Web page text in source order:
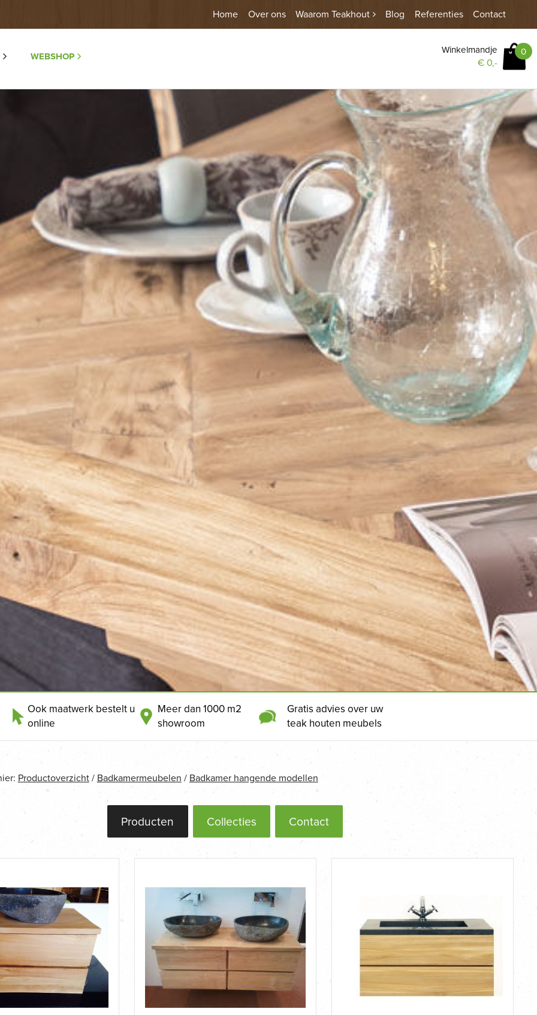
Home Over ons Waarom Teakhout Blog Referenties Contact
WEBSHOP 0
Winkelmandje
€ 0,-
Ook maatwerk bestelt u
online
Meer dan 1000 m2
showroom
Gratis advies over uw
teak houten meubels
Productoverzicht/ Badkamermeubelen / Badkamer hangende modellen
Producten Collecties Contact